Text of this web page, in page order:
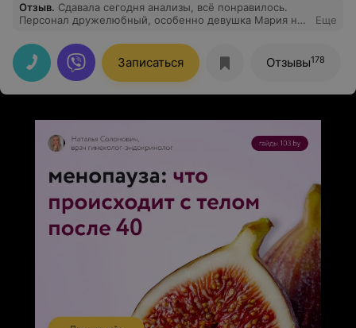
Отзыв. Сдавала сегодня анализы, всё понравилось.
Персонал дружелюбный, особенно девушка Мария на
Еще
Записаться Отзывы178